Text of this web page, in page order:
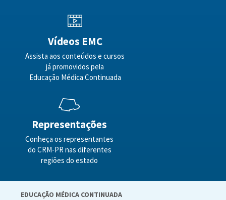
Vídeos EMC
Assista aos conteúdos e cursos
já promovidos pela
Educação Médica Continuada
Representações
Conheça os representantes
do CRM-PR nas diferentes
regiões do estado
EDUCAÇÃO MÉDICA CONTINUADA